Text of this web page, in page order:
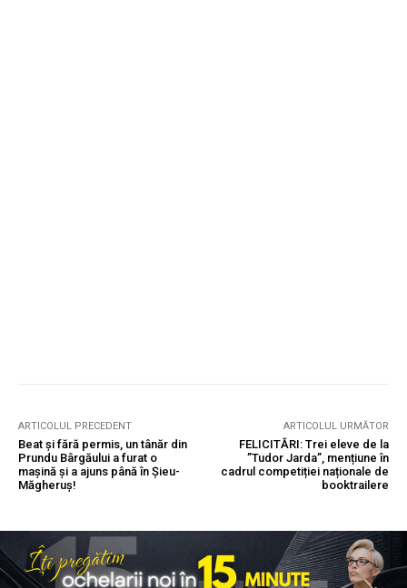
ARTICOLUL PRECEDENT
Beat și fără permis, un tânăr din
Prundu Bârgăului a furat o
mașină și a ajuns până în Șieu-
Măgheruș!
ARTICOLUL URMĂTOR
FELICITĂRI: Trei eleve de la
”Tudor Jarda”, mențiune în
cadrul competiției naționale de
booktrailere